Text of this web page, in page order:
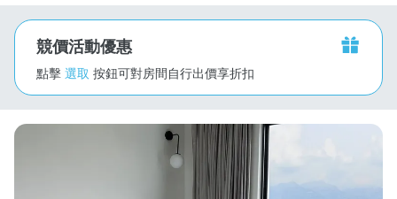
競價活動優惠
點擊 選取 按鈕可對房間自行出價享折扣